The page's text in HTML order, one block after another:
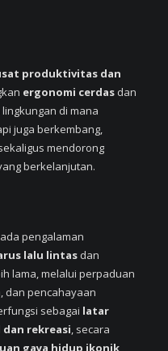
produktivitas dan
ergonomi cerdas dan
di mana
juga berkembang,
mendorong
berkelanjutan.
pengalaman
lalu lintas dan
lama, melalui perpaduan
dan pencahayaan
sebagai latar
rekreasi, secara
gaya hidup ikonik